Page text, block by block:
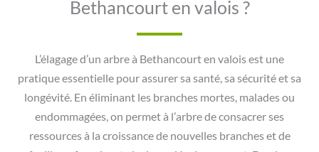
Bethancourt en valois ?
L’élagage d’un arbre à Bethancourt en valois est une
pratique essentielle pour assurer sa santé, sa sécurité et sa
longévité. En éliminant les branches mortes, malades ou
endommagées, on permet à l’arbre de consacrer ses
ressources à la croissance de nouvelles branches et de